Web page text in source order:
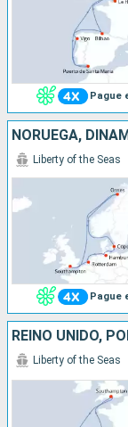
Pague
Pague
Liberty of the Seas
REINO UNIDO,
Liberty of the Seas